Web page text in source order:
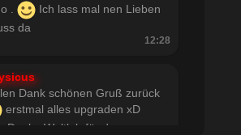
.
Ich lass mal nen Lieben
da
12:28
Dank schönen Gruß zurück
erstmal alles upgraden xD
Danke Woltlab für den